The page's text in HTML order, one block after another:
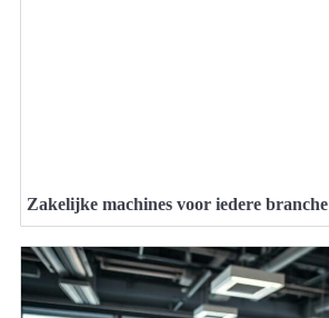
Zakelijke machines voor iedere branche